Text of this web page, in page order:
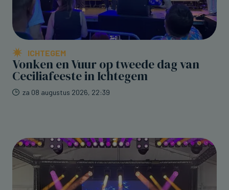
ICHTEGEM
Vonken en Vuur op tweede dag van
Ceciliafeeste in Ichtegem
za 08 augustus 2026, 22:39